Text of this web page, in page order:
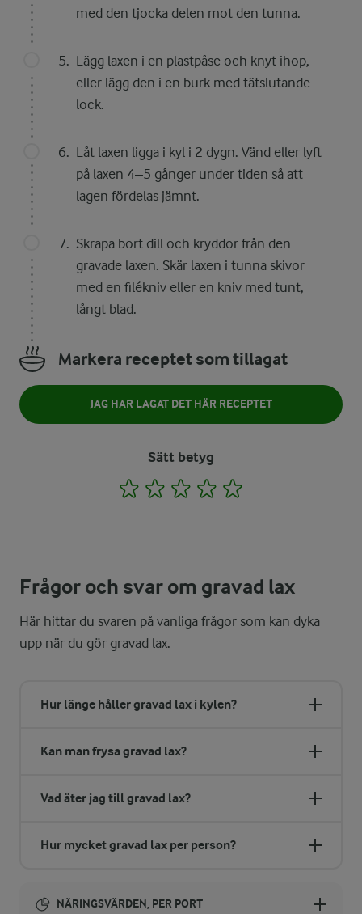
med den tjocka delen mot den tunna.
Lägg laxen i en plastpåse och knyt ihop,
eller lägg den i en burk med tätslutande
lock.
Låt laxen ligga i kyl i 2 dygn. Vänd eller lyft
på laxen 4–5 gånger under tiden så att
lagen fördelas jämnt.
Skrapa bort dill och kryddor från den
gravade laxen. Skär laxen i tunna skivor
med en filékniv eller en kniv med tunt,
långt blad.
Markera receptet som tillagat
JAG HAR LAGAT DET HÄR RECEPTET
Sätt betyg
1 2 3 4
Frågor och svar om gravad lax
Här hittar du svaren på vanliga frågor som kan dyka
upp när du gör gravad lax.
Hur länge håller gravad lax i kylen?
Kan man frysa gravad lax?
Vad äter jag till gravad lax?
Hur mycket gravad lax per person?
NÄRINGSVÄRDEN, PER PORT